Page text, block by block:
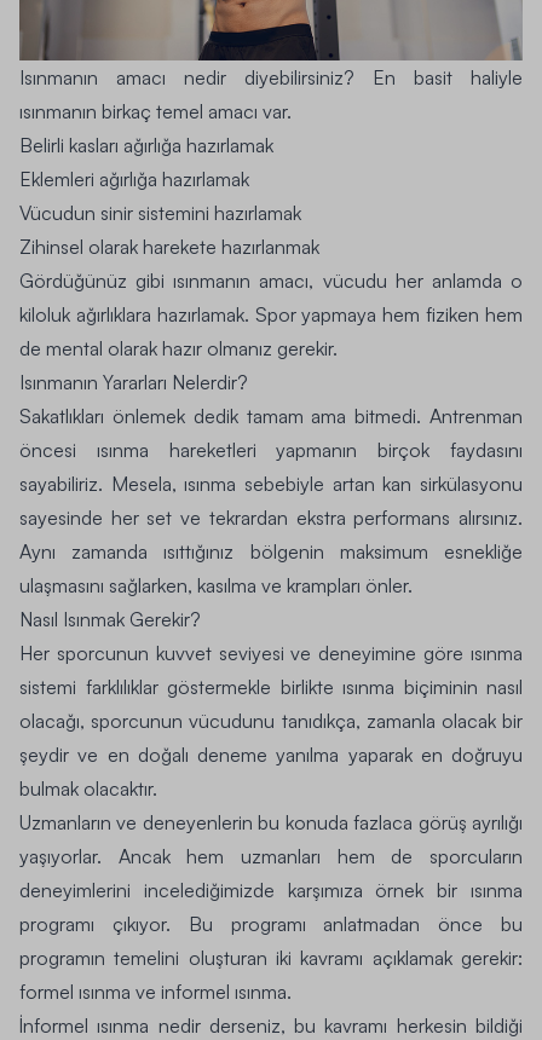
Isınmanın amacı nedir diyebilirsiniz? En basit haliyle
ısınmanın birkaç temel amacı var.
Belirli kasları ağırlığa hazırlamak
Eklemleri ağırlığa hazırlamak
Vücudun sinir sistemini hazırlamak
Zihinsel olarak harekete hazırlanmak
Gördüğünüz gibi ısınmanın amacı, vücudu her anlamda o
kiloluk ağırlıklara hazırlamak. Spor yapmaya hem fiziken hem
de mental olarak hazır olmanız gerekir.
Isınmanın Yararları Nelerdir?
Sakatlıkları önlemek dedik tamam ama bitmedi. Antrenman
öncesi ısınma hareketleri yapmanın birçok faydasını
sayabiliriz. Mesela, ısınma sebebiyle artan kan sirkülasyonu
sayesinde her set ve tekrardan ekstra performans alırsınız.
Aynı zamanda ısıttığınız bölgenin maksimum esnekliğe
ulaşmasını sağlarken, kasılma ve krampları önler.
Nasıl Isınmak Gerekir?
Her sporcunun kuvvet seviyesi ve deneyimine göre ısınma
sistemi farklılıklar göstermekle birlikte ısınma biçiminin nasıl
olacağı, sporcunun vücudunu tanıdıkça, zamanla olacak bir
şeydir ve en doğalı deneme yanılma yaparak en doğruyu
bulmak olacaktır.
Uzmanların ve deneyenlerin bu konuda fazlaca görüş ayrılığı
yaşıyorlar. Ancak hem uzmanları hem de sporcuların
deneyimlerini incelediğimizde karşımıza örnek bir ısınma
programı çıkıyor. Bu programı anlatmadan önce bu
programın temelini oluşturan iki kavramı açıklamak gerekir:
formel ısınma ve informel ısınma.
İnformel ısınma nedirderseniz, bu kavramı herkesin bildiği